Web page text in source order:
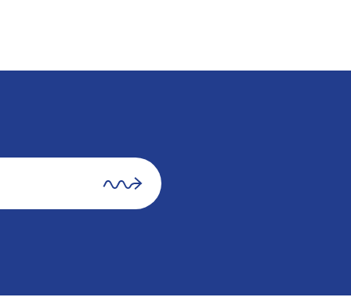
subscribe.submit